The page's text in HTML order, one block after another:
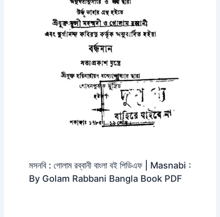
মসনবি : গোলাম রব্বানী বাংলা বই পিডিএফ | Masnabi :
By Golam Rabbani Bangla Book PDF